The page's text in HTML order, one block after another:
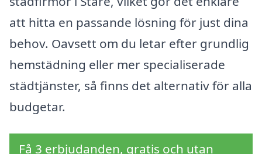
att hitta en passande lösning för just dina
behov. Oavsett om du letar efter grundlig
hemstädning eller mer specialiserade
städtjänster, så finns det alternativ för alla
budgetar.
Få 3 erbjudanden, gratis och utan